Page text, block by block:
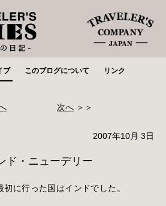
ブ このブログについて リンク
次へ ＞＞
2007年10月 3日
・ニューデリー
に行った国はインドでした。